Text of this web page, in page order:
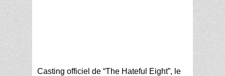
Casting officiel de “The Hateful Eight”, le